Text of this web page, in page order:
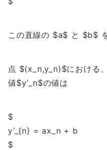
この直線の $a$ と $b$
点 $(x_n,y_n)$における
値$y’_n$の値は
$
y’_{n} = ax_n + b
$